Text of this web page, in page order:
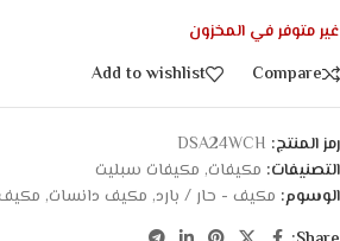
غير متوفر في المخزون
Compare
Add to wishlist
رمز المنتج: DSA24WCH
التصنيفات: مكيفات, مكيفات سبليت
الوسوم: مكيف - حار / بارد, مكيف دانسات,